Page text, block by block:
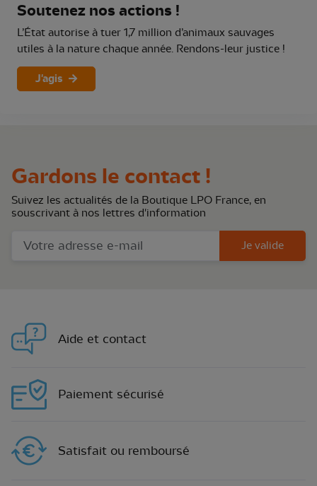
Soutenez nos actions !
L’État autorise à tuer 1,7 million d’animaux sauvages
utiles à la nature chaque année. Rendons-leur justice !
J'agis
Gardons le contact !
Suivez les actualités de la Boutique LPO France, en
souscrivant à nos lettres d'information
Je valide
Aide et contact
Paiement sécurisé
Satisfait ou remboursé